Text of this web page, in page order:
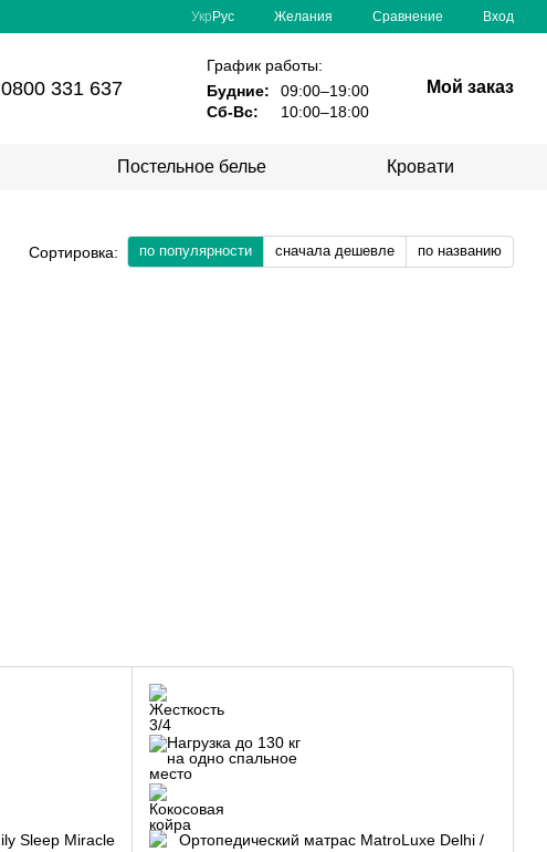
Укр Рус Желания Сравнение Вход
0800 331 637
График работы:
Будние:
09:00–19:00
Сб-Вс:
10:00–18:00
Мой заказ
Постельное белье Кровати
Сортировка: по популярности сначала дешевле по названию